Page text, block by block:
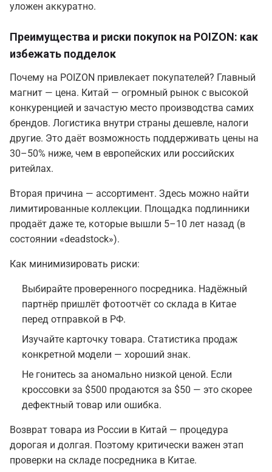
уложен аккуратно.
Преимущества и риски покупок на POIZON: как
избежать подделок
Почему на POIZON привлекает покупателей? Главный
магнит — цена. Китай — огромный рынок с высокой
конкуренцией и зачастую место производства самих
брендов. Логистика внутри страны дешевле, налоги
другие. Это даёт возможность поддерживать цены на
30–50% ниже, чем в европейских или российских
ритейлах.
Вторая причина — ассортимент. Здесь можно найти
лимитированные коллекции. Площадка подлинники
продаёт даже те, которые вышли 5–10 лет назад (в
состоянии «deadstock»).
Как минимизировать риски:
Выбирайте проверенного посредника. Надёжный
партнёр пришлёт фотоотчёт со склада в Китае
перед отправкой в РФ.
Изучайте карточку товара. Статистика продаж
конкретной модели — хороший знак.
Не гонитесь за аномально низкой ценой. Если
кроссовки за $500 продаются за $50 — это скорее
дефектный товар или ошибка.
Возврат товара из России в Китай — процедура
дорогая и долгая. Поэтому критически важен этап
проверки на складе посредника в Китае.